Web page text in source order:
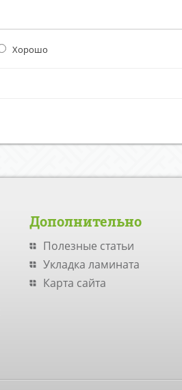
Хорошо
Дополнительно
Полезные статьи
Укладка ламината
Карта сайта